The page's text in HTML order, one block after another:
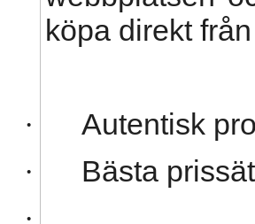
köpa direkt
· Autentisk
· Bästa